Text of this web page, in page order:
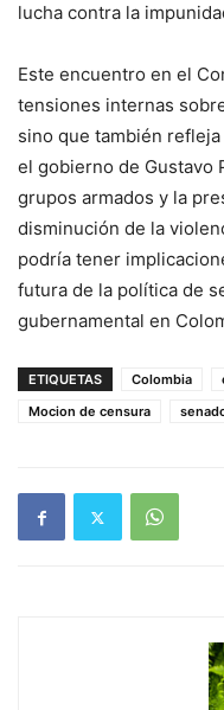
lucha contra la
Este encuentro en el
tensiones internas
sino que también
el gobierno de Gustavo
grupos armados y la
disminución de la
podría tener
futura de la política de
gubernamental en
ETIQUETAS Colombia
Mocion de censura